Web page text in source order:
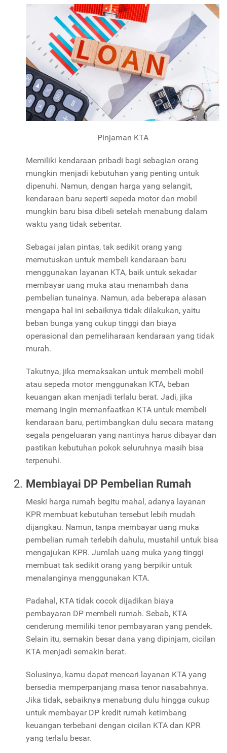
Pinjaman KTA
Memiliki kendaraan pribadi bagi sebagian orang
mungkin menjadi kebutuhan yang penting untuk
dipenuhi. Namun, dengan harga yang selangit,
kendaraan baru seperti sepeda motor dan mobil
mungkin baru bisa dibeli setelah menabung dalam
waktu yang tidak sebentar.
Sebagai jalan pintas, tak sedikit orang yang
memutuskan untuk membeli kendaraan baru
menggunakan layanan KTA, baik untuk sekadar
membayar uang muka atau menambah dana
pembelian tunainya. Namun, ada beberapa alasan
mengapa hal ini sebaiknya tidak dilakukan, yaitu
beban bunga yang cukup tinggi dan biaya
operasional dan pemeliharaan kendaraan yang tidak
murah.
Takutnya, jika memaksakan untuk membeli mobil
atau sepeda motor menggunakan KTA, beban
keuangan akan menjadi terlalu berat. Jadi, jika
memang ingin memanfaatkan KTA untuk membeli
kendaraan baru, pertimbangkan dulu secara matang
segala pengeluaran yang nantinya harus dibayar dan
pastikan kebutuhan pokok seluruhnya masih bisa
terpenuhi.
Membiayai DP Pembelian Rumah
Meski harga rumah begitu mahal, adanya layanan
KPR membuat kebutuhan tersebut lebih mudah
dijangkau. Namun, tanpa membayar uang muka
pembelian rumah terlebih dahulu, mustahil untuk bisa
mengajukan KPR. Jumlah uang muka yang tinggi
membuat tak sedikit orang yang berpikir untuk
menalanginya menggunakan KTA.
Padahal, KTA tidak cocok dijadikan biaya
pembayaran DP membeli rumah. Sebab, KTA
cenderung memiliki tenor pembayaran yang pendek.
Selain itu, semakin besar dana yang dipinjam, cicilan
KTA menjadi semakin berat.
Solusinya, kamu dapat mencari layanan KTA yang
bersedia memperpanjang masa tenor nasabahnya.
Jika tidak, sebaiknya menabung dulu hingga cukup
untuk membayar DP kredit rumah ketimbang
keuangan terbebani dengan cicilan KTA dan KPR
yang terlalu besar.